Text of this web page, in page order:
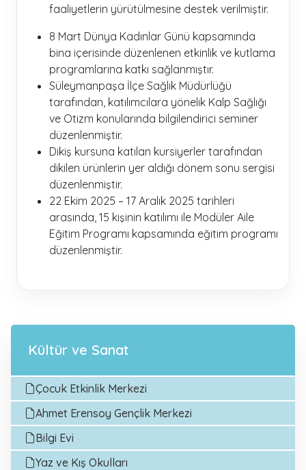
Kültür ve Sanat
Çocuk Etkinlik Merkezi
Ahmet Erensoy Gençlik Merkezi
Bilgi Evi
Yaz ve Kış Okulları
faaliyetlerin yürütülmesine destek verilmiştir.
8 Mart Dünya Kadınlar Günü kapsamında
bina içerisinde düzenlenen etkinlik ve kutlama
programlarına katkı sağlanmıştır.
Süleymanpaşa İlçe Sağlık Müdürlüğü
tarafından, katılımcılara yönelik Kalp Sağlığı
ve Otizm konularında bilgilendirici seminer
düzenlenmiştir.
Dikiş kursuna katılan kursiyerler tarafından
dikilen ürünlerin yer aldığı dönem sonu sergisi
düzenlenmiştir.
22 Ekim 2025 – 17 Aralık 2025 tarihleri
arasında, 15 kişinin katılımı ile Modüler Aile
Eğitim Programı kapsamında eğitim programı
düzenlenmiştir.